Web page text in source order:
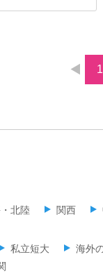
1
北陸 関西
私立短大 海外